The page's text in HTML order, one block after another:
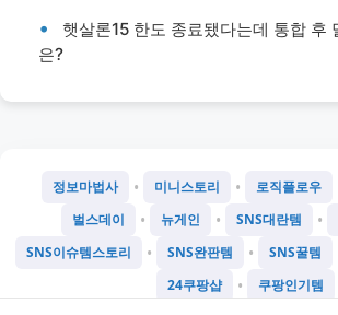
햇살론15 한도 종료됐다는데 통합 후
은?
정보마법사 • 미니스토리 • 로직플로우
벌스데이 • 뉴게인 • SNS대란템 •
SNS이슈템스토리 • SNS완판템 • SNS꿀템
24쿠팡샵 • 쿠팡인기템